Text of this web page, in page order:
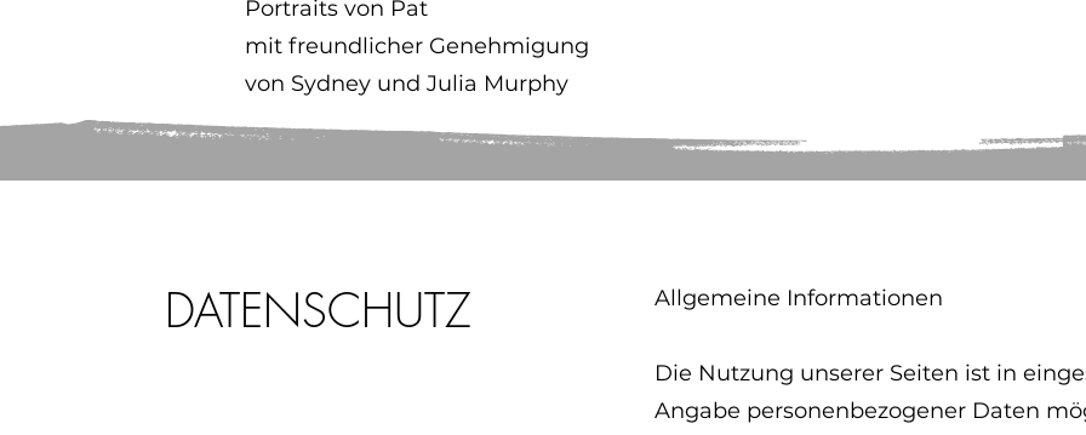
Portraits von Pat
mit freundlicher Genehmigung
von Sydney und Julia Murphy
DATENSCHUTZ Allgemeine Informationen
Die Nutzung unserer Seiten ist in
Angabe personenbezogener Daten